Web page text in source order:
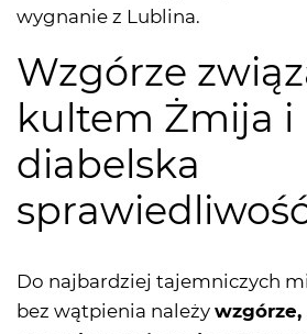
wygnanie z Lublina.
Wzgórze
kultem Żmija i
diabelska
Do najbardziej tajemniczych
bez wątpienia należy